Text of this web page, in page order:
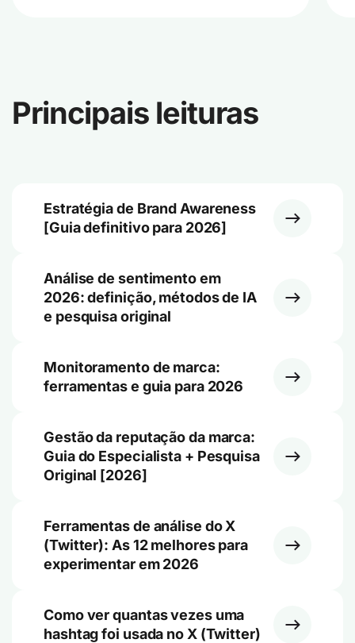
Principais leituras
Estratégia de Brand Awareness
[Guia definitivo para 2026]
Análise de sentimento em
2026: definição, métodos de IA
e pesquisa original
Monitoramento de marca:
ferramentas e guia para 2026
Gestão da reputação da marca:
Guia do Especialista + Pesquisa
Original [2026]
Ferramentas de análise do X
(Twitter): As 12 melhores para
experimentar em 2026
Como ver quantas vezes uma
hashtag foi usada no X (Twitter)